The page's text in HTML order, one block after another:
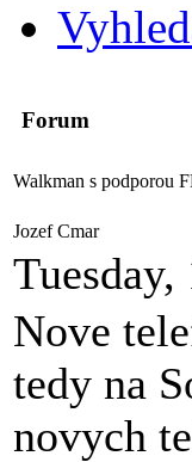
Forum
Walkman s podporou
Jozef Cmar
Nove
tedy na
novych